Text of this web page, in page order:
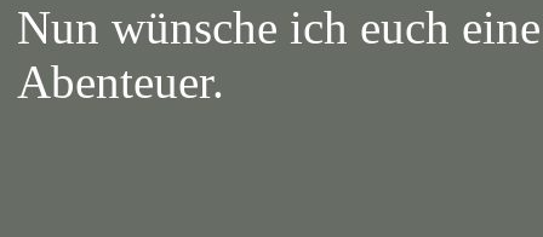
Nun wünsche ich euch
Abenteuer.